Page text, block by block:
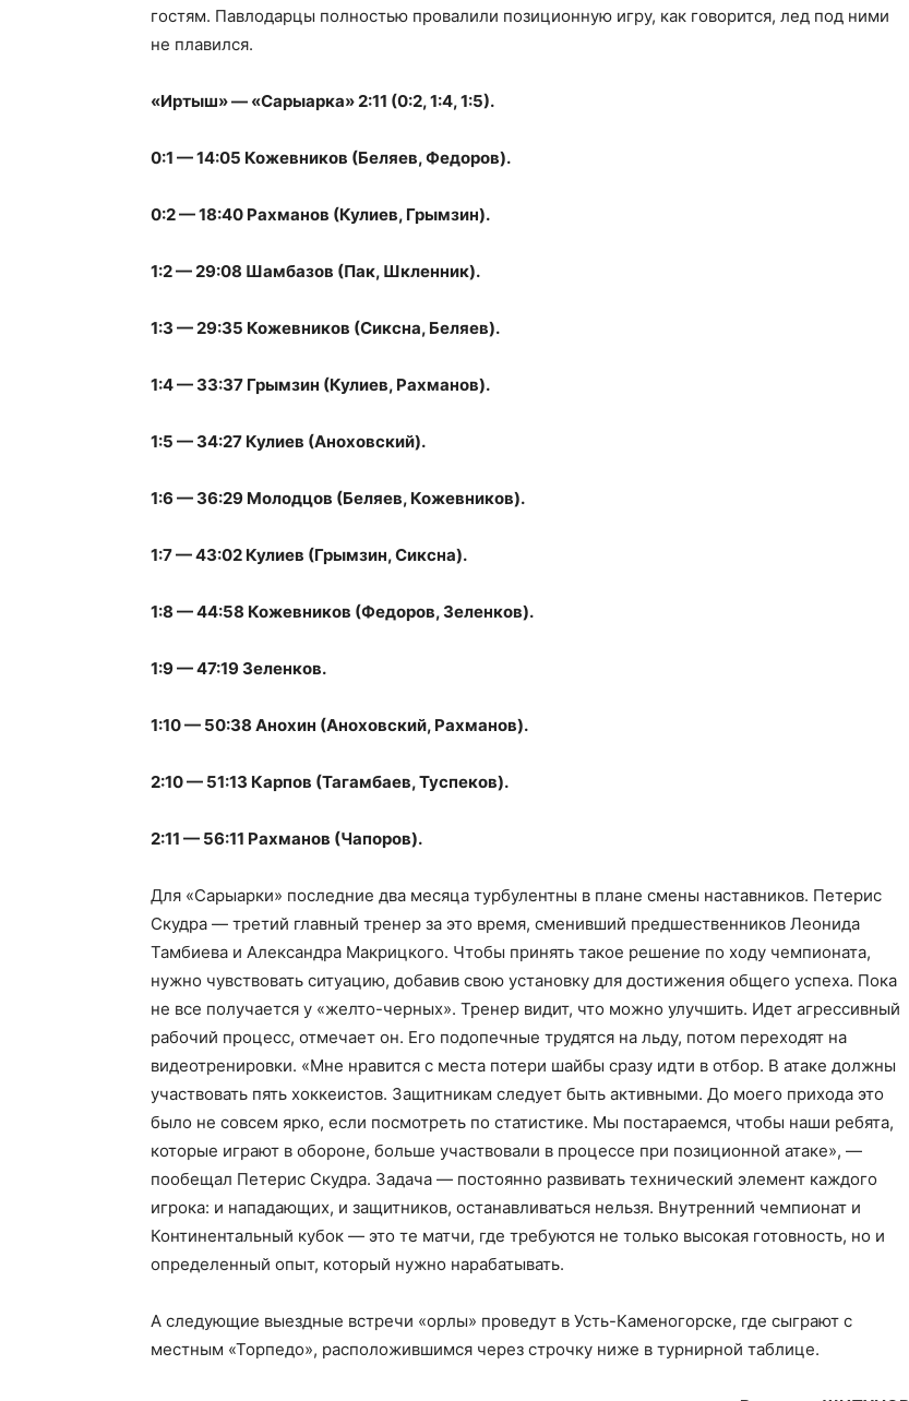
гостям. Павлодарцы полностью провалили позиционную игру, как говорится, лед под ними
не плавился.
«Иртыш» — «Сарыарка» 2:11 (0:2, 1:4, 1:5).
0:1 — 14:05 Кожевников (Беляев, Федоров).
0:2 — 18:40 Рахманов (Кулиев, Грымзин).
1:2 — 29:08 Шамбазов (Пак, Шкленник).
1:3 — 29:35 Кожевников (Сиксна, Беляев).
1:4 — 33:37 Грымзин (Кулиев, Рахманов).
1:5 — 34:27 Кулиев (Аноховский).
1:6 — 36:29 Молодцов (Беляев, Кожевников).
1:7 — 43:02 Кулиев (Грымзин, Сиксна).
1:8 — 44:58 Кожевников (Федоров, Зеленков).
1:9 — 47:19 Зеленков.
1:10 — 50:38 Анохин (Аноховский, Рахманов).
2:10 — 51:13 Карпов (Тагамбаев, Туспеков).
2:11 — 56:11 Рахманов (Чапоров).
Для «Сарыарки» последние два месяца турбулентны в плане смены наставников. Петерис
Скудра — третий главный тренер за это время, сменивший предшественников Леонида
Тамбиева и Александра Макрицкого. Чтобы принять такое решение по ходу чемпионата,
нужно чувствовать ситуацию, добавив свою установку для достижения общего успеха. Пока
не все получается у «желто-черных». Тренер видит, что можно улучшить. Идет агрессивный
рабочий процесс, отмечает он. Его подопечные трудятся на льду, потом переходят на
видеотренировки. «Мне нравится с места потери шайбы сразу идти в отбор. В атаке должны
участвовать пять хоккеистов. Защитникам следует быть активными. До моего прихода это
было не совсем ярко, если посмотреть по статистике. Мы постараемся, чтобы наши ребята,
которые играют в обороне, больше участвовали в процессе при позиционной атаке», —
пообещал Петерис Скудра. Задача — постоянно развивать технический элемент каждого
игрока: и нападающих, и защитников, останавливаться нельзя. Внутренний чемпионат и
Континентальный кубок — это те матчи, где требуются не только высокая готовность, но и
определенный опыт, который нужно нарабатывать.
А следующие выездные встречи «орлы» проведут в Усть-Каменогорске, где сыграют с
местным «Торпедо», расположившимся через строчку ниже в турнирной таблице.